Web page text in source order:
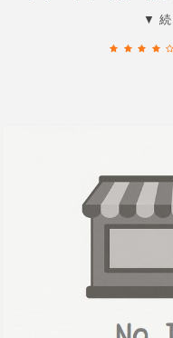
だけ先にデザートを出
▼ 続